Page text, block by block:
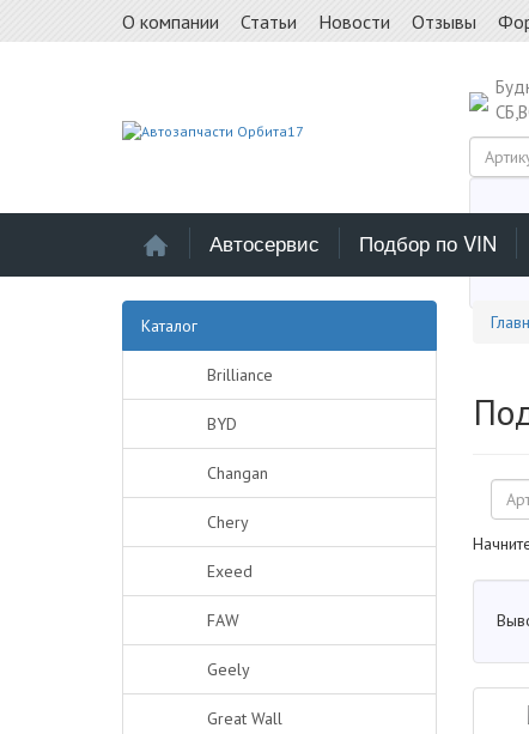
О компании Статьи Новости Отзывы
Автосервис Подбор по VIN
Каталог
Brilliance
BYD
Changan
Chery
Exeed
FAW
Geely
Great Wall